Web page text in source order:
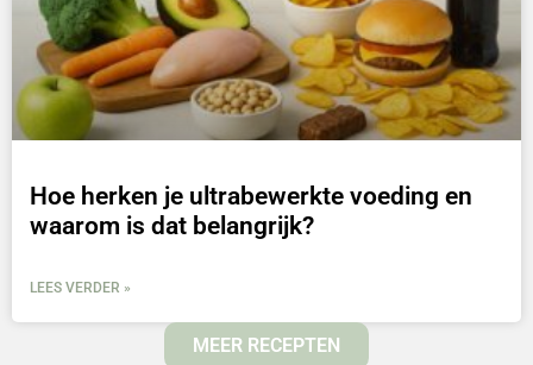
Hoe herken je ultrabewerkte voeding en
waarom is dat belangrijk?
LEES VERDER »
MEER RECEPTEN